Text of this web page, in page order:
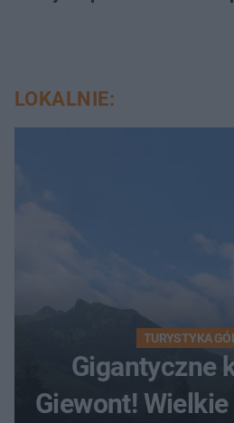
LOKALNIE:
TURYSTYKA
Gigantyczne
Giewont!